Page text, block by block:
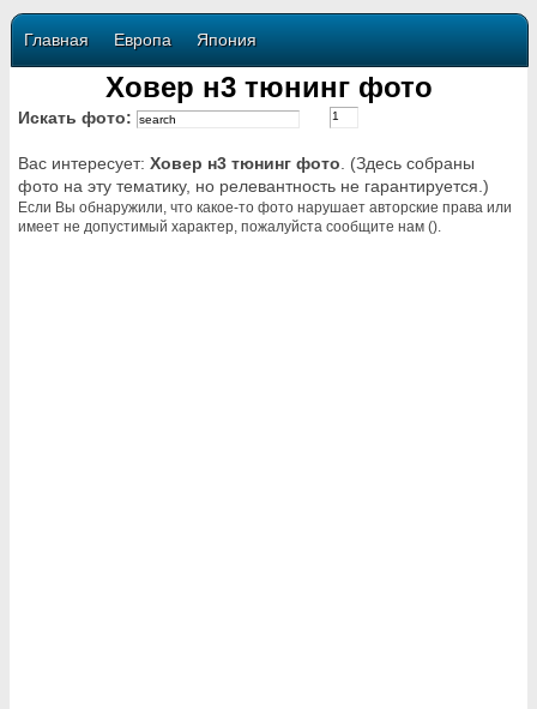
Главная Европа Япония
Ховер н3 тюнинг фото
Искать фото:
Вас интересует: Ховер н3 тюнинг фото . (Здесь собраны
фото на эту тематику, но релевантность не гарантируется.)
Если Вы обнаружили, что какое-то фото нарушает авторские права или
имеет не допустимый характер, пожалуйста сообщите нам ().